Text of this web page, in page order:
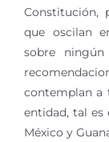
Constitución,
que oscilan
sobre
contemplan a
entidad, tal es
México y